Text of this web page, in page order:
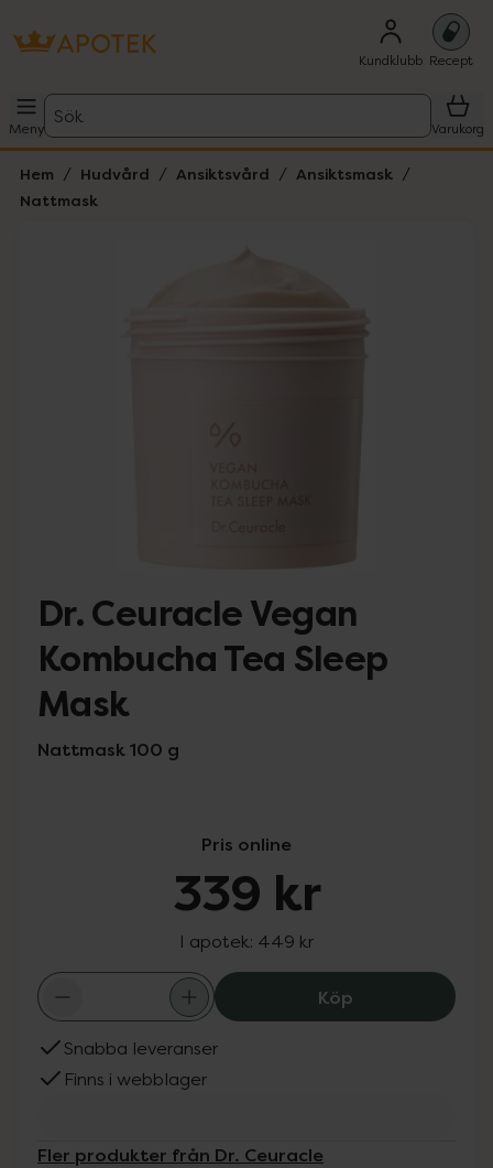
Kundklubb Recept
Meny
Sök
Varukorg
Hem Hudvård Ansiktsvård
Ansiktsmask
Nattmask
Dr. Ceuracle Vegan
Kombucha Tea Sleep
Mask
Nattmask 100 g
Pris online
339 kr
I apotek: 449 kr
KöpDr. Ceuracle
Snabba leveranser
Finns i webblager
Fler produkter från Dr. Ceuracle